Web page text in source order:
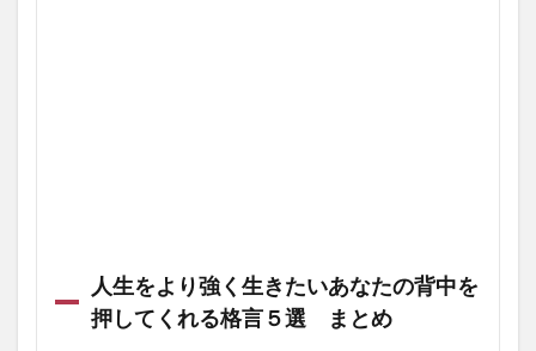
人生をより強く生きたいあなたの背中を
押してくれる格言５選 まとめ